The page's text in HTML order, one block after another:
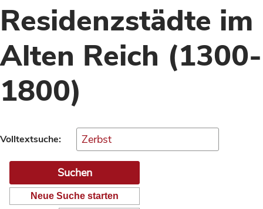
Residenzstädte im
Alten Reich (1300-
1800)
Volltextsuche:
Neue Suche starten